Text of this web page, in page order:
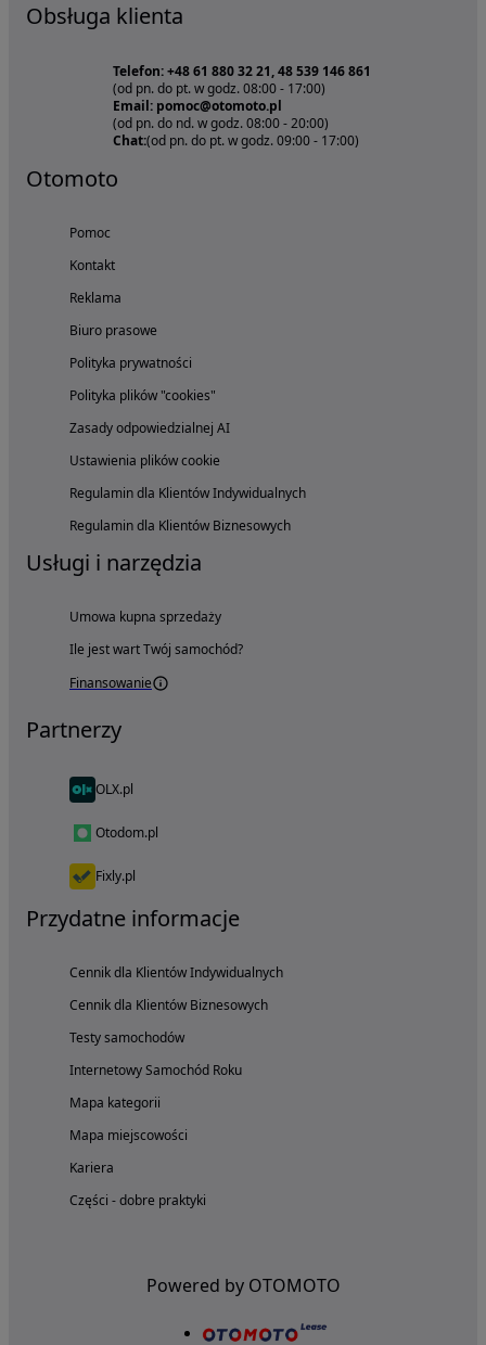
Obsługa klienta
Telefon: +48 61 880 32 21, 48 539 146 861
(od pn. do pt. w godz. 08:00 - 17:00)
Email: pomoc@otomoto.pl
(od pn. do nd. w godz. 08:00 - 20:00)
Chat:(od pn. do pt. w godz. 09:00 - 17:00)
Otomoto
Pomoc
Kontakt
Reklama
Biuro prasowe
Polityka prywatności
Polityka plików "cookies"
Zasady odpowiedzialnej AI
Ustawienia plików cookie
Regulamin dla Klientów Indywidualnych
Regulamin dla Klientów Biznesowych
Usługi i narzędzia
Umowa kupna sprzedaży
Ile jest wart Twój samochód?
Finansowanie
Partnerzy
OLX.pl
Otodom.pl
Fixly.pl
Przydatne informacje
Cennik dla Klientów Indywidualnych
Cennik dla Klientów Biznesowych
Testy samochodów
Internetowy Samochód Roku
Mapa kategorii
Mapa miejscowości
Kariera
Części - dobre praktyki
Powered by OTOMOTO